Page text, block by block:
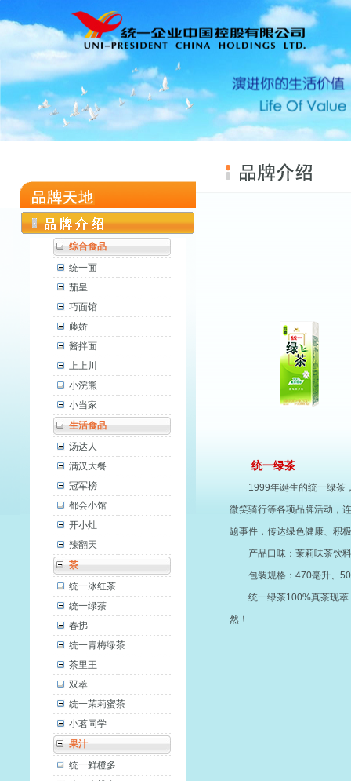
综合食品
统一面
茄皇
巧面馆
藤娇
酱拌面
上上川
小浣熊
小当家
生活食品
汤达人
满汉大餐
冠军榜
都会小馆
开小灶
辣翻天
茶
统一冰红茶
统一绿茶
春拂
统一青梅绿茶
茶里王
双萃
统一茉莉蜜茶
小茗同学
果汁
统一鲜橙多
统一绿茶
1999年诞生的统一绿茶
微笑骑行等各项品牌活动，
题事件，传达绿色健康、积
产品口味：茉莉味茶饮料
包装规格：470毫升、
统一绿茶100%真茶现
然！